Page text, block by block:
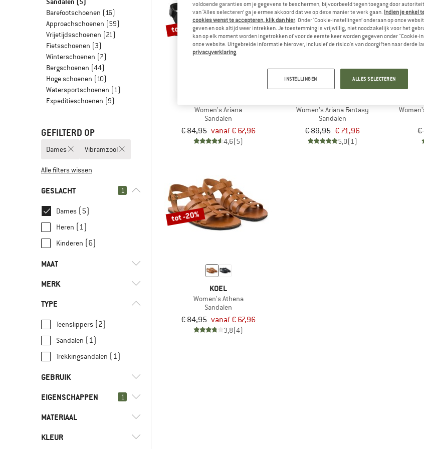
Barefootschoenen (16)
Approachschoenen (59)
Vrijetijdsschoenen (21)
Fietsschoenen (3)
Winterschoenen (7)
Bergschoenen (44)
Hoge schoenen (10)
Watersportschoenen (1)
Expeditieschoenen (9)
GEFILTERD OP
Dames Vibramzool
Alle filters wissen
GESLACHT 1
Dames (5)
Heren (1)
Kinderen (6)
MAAT
36
41
MERK
Koel(4)
Teva(1)
TYPE
Teenslippers (2)
Sandalen (1)
Trekkingsandalen (1)
GEBRUIK
Dagelijks leven
Reizen
EIGENSCHAPPEN 1
Vibramzool
PFC-/PFAS-vrij
MATERIAAL
Leer
KLEUR
tot -20%
Women's Ariana
Sandalen
€ 84,95 vanaf € 67,96
4,6(5)
-20%
Women's Ariana Fantasy
Sandalen
€ 89,95 € 71,96
5,0(1)
-25%
€
tot -20%
KOEL
Women's Athena
Sandalen
€ 84,95 vanaf € 67,96
3,8(4)
voldoende garanties om je gegevens te beschermen, bijvoorbeeld tegen toegang door
van ‘Alles selecteren’ ga je ermee akkoord dat we op deze manier te werk gaan. Indien je enkel
cookies wenst te accepteren, klik dan hier . Onder ‘Cookie-instellingen’ onderaan op onze
geven en ook altijd weer intrekken. Je toestemming is vrijwillig, niet noodzakelijk voor het
kan op elk moment worden ingetrokken of voor de eerste keer worden gegeven onder "Cookie-
onze website. Uitgebreide informatie hierover, inclusief de risico's van doorgiften naar derde
privacyverklaring
INSTELLINGEN ALLES SELECTEREN